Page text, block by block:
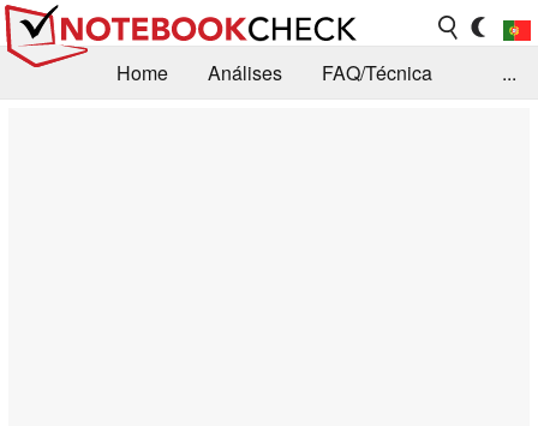
Home Análises
FAQ/Técnica
...